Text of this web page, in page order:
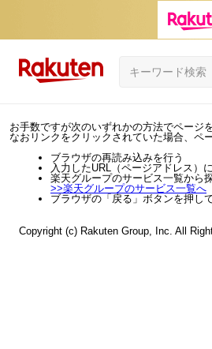
お手数ですが次のいずれかの方法でページ
なおリンクをクリックされていた場合、ペ
ブラウザの再読み込みを行う
入力したURL（ページアドレス）
楽天グループのサービス一覧から
>>楽天グループのサービス一覧へ
ブラウザの「戻る」ボタンを押し
Copyright (c) Rakuten Group, Inc. All